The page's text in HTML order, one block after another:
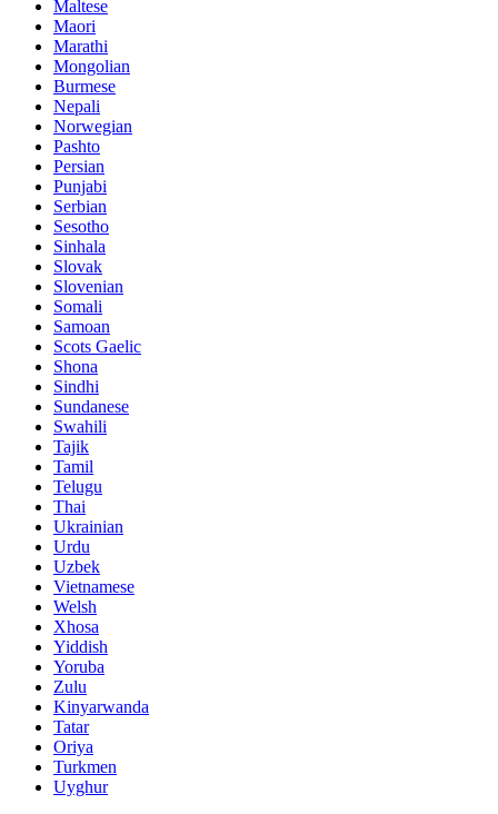
Maltese
Maori
Marathi
Mongolian
Burmese
Nepali
Norwegian
Pashto
Persian
Punjabi
Serbian
Sesotho
Sinhala
Slovak
Slovenian
Somali
Samoan
Scots Gaelic
Shona
Sindhi
Sundanese
Swahili
Tajik
Tamil
Telugu
Thai
Ukrainian
Urdu
Uzbek
Vietnamese
Welsh
Xhosa
Yiddish
Yoruba
Zulu
Kinyarwanda
Tatar
Oriya
Turkmen
Uyghur